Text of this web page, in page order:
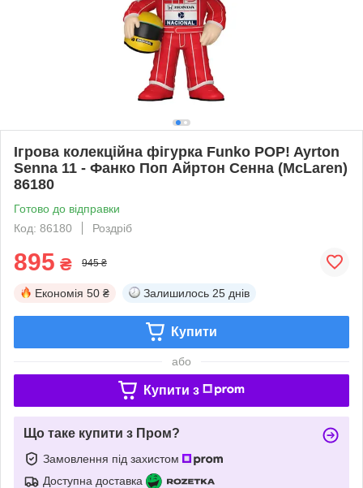
Ігрова колекційна фігурка Funko POP! Ayrton
Senna 11 - Фанко Поп Айртон Сенна (McLaren)
86180
Готово до відправки
Код: 86180
Роздріб
895 ₴ 945 ₴
Економія 50 ₴ Залишилось 25 днів
Купити
або
Купити з
Що таке купити з Пром?
Замовлення під захистом
Доступна доставка